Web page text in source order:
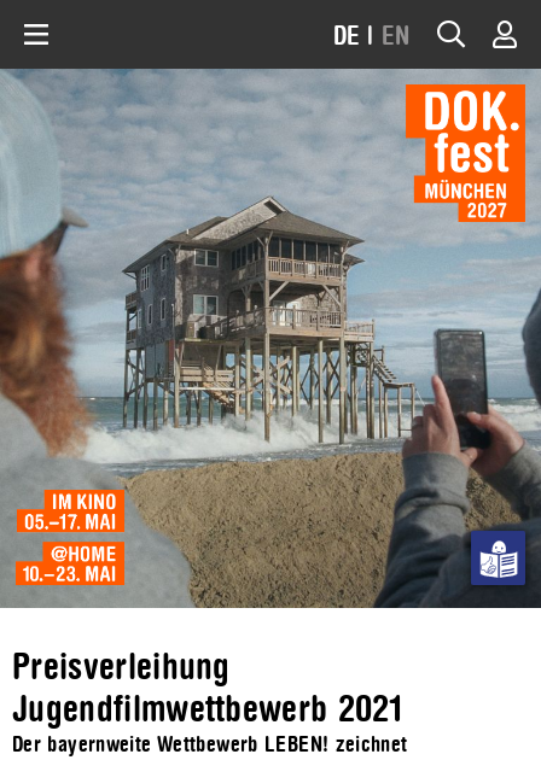
DE | EN
Preisverleihung
Jugendfilmwettbewerb 2021
Der bayernweite Wettbewerb LEBEN! zeichnet